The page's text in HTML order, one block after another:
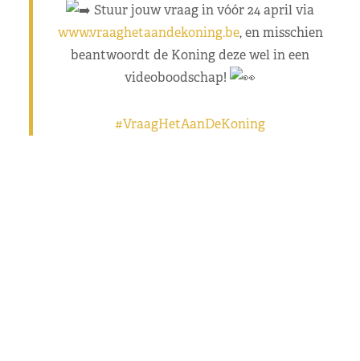
Stuur jouw vraag in vóór 24 april via
www.vraaghetaandekoning.be, en misschien
beantwoordt de Koning deze wel in een
videoboodschap!
#VraagHetAanDeKoning